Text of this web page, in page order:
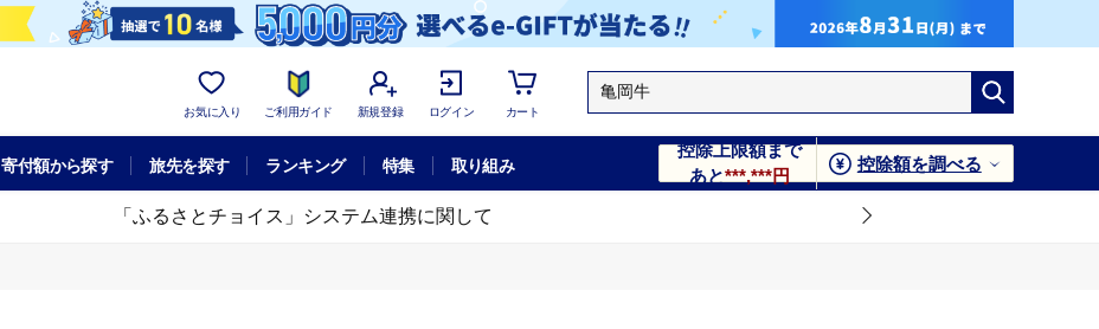
お気に入り ご利用ガイド 新規登録 ログイン カート
寄付額から探す 旅先を探す ランキング 特集 取り組み
控除上限額まで
あと***,***円
控除額を調べる
「ふるさとチョイス」システム連携に関して